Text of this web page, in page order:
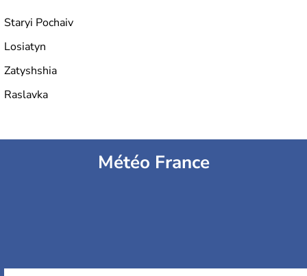
Staryi Pochaiv
Losiatyn
Zatyshshia
Raslavka
Météo France